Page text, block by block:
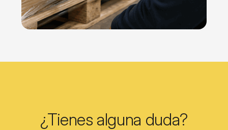
¿Tienes alguna duda?